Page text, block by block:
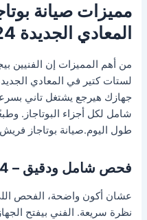
مميزات صيانة
المعادي الجديدة 19224
من أهم المميزات إن الفنيين
لستات كتير في المعادي
جهازك هيرجع يشتغل تاني
شامل لكل أجزاء البوتاجاز.
طول اليوم.صيانة بوتاجاز
فحص شامل ودقيق – 19224
عشان أكون واضحة، الفحص